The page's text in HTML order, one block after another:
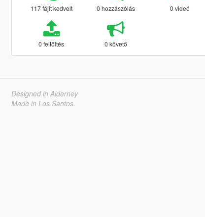
117 fájlt kedvelt 0 hozzászólás 0 videó
0 feltöltés 0 követő
Designed in Alderney
Made in Los Santos